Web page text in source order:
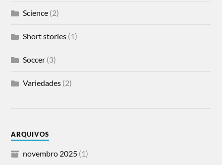
Science (2)
Short stories (1)
Soccer (3)
Variedades (2)
ARQUIVOS
novembro 2025 (1)